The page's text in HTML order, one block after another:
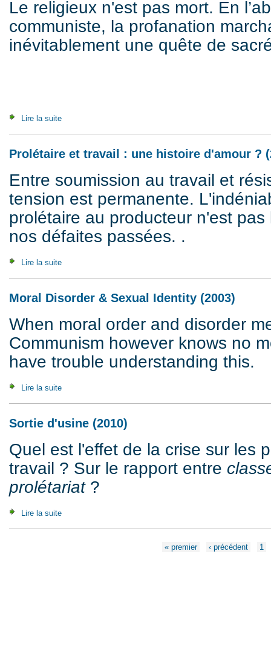
Le religieux n'est pas mort. En
communiste, la profanation
inévitablement une quête de
Lire la suite
Prolétaire et travail : une histoire d'amour ?
Entre soumission au travail et
tension est permanente.
prolétaire au producteur n'est
nos défaites passées. .
Lire la suite
Moral Disorder & Sexual Identity (2003)
When moral order and disorder
Communism however knows no
have trouble understanding this.
Lire la suite
Sortie d'usine (2010)
Quel est l'effet de la crise sur les
travail ? Sur le rapport entre
prolétariat?
Lire la suite
« premier ‹ précédent 1